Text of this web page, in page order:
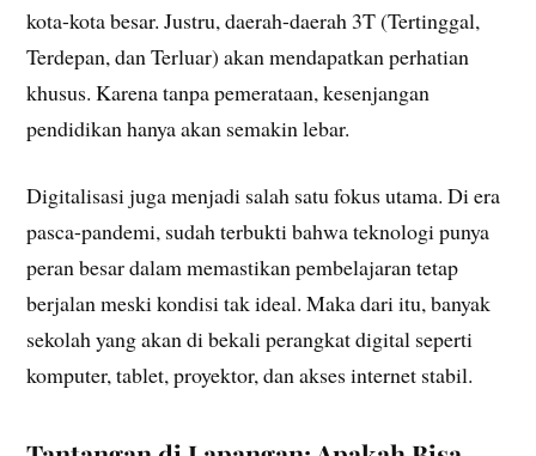
kota-kota besar. Justru, daerah-daerah 3T (Tertinggal,
Terdepan, dan Terluar) akan mendapatkan perhatian
khusus. Karena tanpa pemerataan, kesenjangan
pendidikan hanya akan semakin lebar.
Digitalisasi juga menjadi salah satu fokus utama. Di era
pasca-pandemi, sudah terbukti bahwa teknologi punya
peran besar dalam memastikan pembelajaran tetap
berjalan meski kondisi tak ideal. Maka dari itu, banyak
sekolah yang akan di bekali perangkat digital seperti
komputer, tablet, proyektor, dan akses internet stabil.